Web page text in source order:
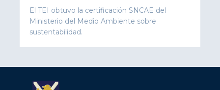
El TEI obtuvo la certificación SNCAE del
Ministerio del Medio Ambiente sobre
sustentabilidad.